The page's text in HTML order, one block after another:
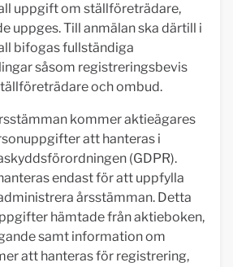
uppgift om ställföreträdare,
uppges. Till anmälan ska därtill i
bifogas fullständiga
såsom registreringsbevis
och ombud.
kommer aktieägares
att hanteras i
(GDPR).
endast för att uppfylla
årsstämman. Detta
hämtade från aktieboken,
samt information om
att hanteras för registrering,